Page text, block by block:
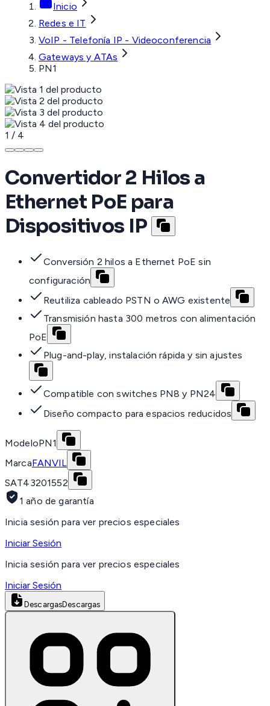
Inicio
Redes e IT
VoIP - Telefonía IP - Videoconferencia
Gateways y ATAs
PN1
1 / 4
Convertidor 2 Hilos a
Ethernet PoE para
Dispositivos IP
Conversión 2 hilos a Ethernet PoE sin
configuración
Reutiliza cableado PSTN o AWG existente
Transmisión hasta 300 metros con alimentación
PoE
Plug-and-play, instalación rápida y sin ajustes
Compatible con switches PN8 y PN24
Diseño compacto para espacios reducidos
ModeloPN1
MarcaFANVIL
SAT43201552
1 año de garantía
Inicia sesión para ver precios especiales
Iniciar Sesión
Inicia sesión para ver precios especiales
Iniciar Sesión
DescargasDescargas